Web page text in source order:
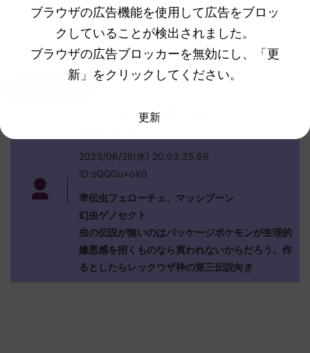
ID:iPF/ORGsd
>>59
ゲノセクト「」
名無しさん、君に決めた！ (ﾜｯﾁｮｲW
2023/06/28(水) 20:03:35.66
ID:oQQGu+oX0
凖伝虫フェローチェ、マッシブーン
幻虫ゲノセクト
虫の伝説が無いのはパッケージポケモンが生理的
嫌悪感を招くものなら買われないからだろう。作
るとしたらレックウザ枠の第三伝説向き
ブラウザの広告機能を使用して広告をブロッ
クしていることが検出されました。
ブラウザの広告ブロッカーを無効にし、「更
新」をクリックしてください。
更新